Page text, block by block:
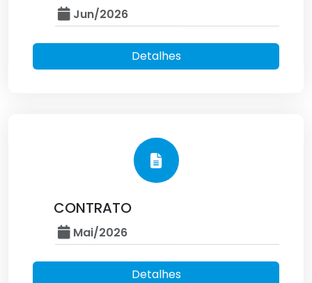
Jun/2026
Detalhes
CONTRATO
Mai/2026
Detalhes